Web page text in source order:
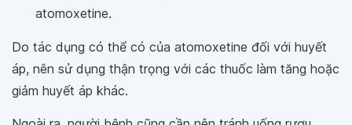
atomoxetine.
Do tác dụng có thể có của atomoxetine đối với huyết
áp, nên sử dụng thận trọng với các thuốc làm tăng hoặc
giảm huyết áp khác.